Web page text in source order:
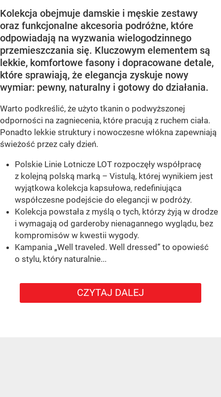
Kolekcja obejmuje damskie i męskie zestawy
oraz funkcjonalne akcesoria podróżne, które
odpowiadają na wyzwania wielogodzinnego
przemieszczania się. Kluczowym elementem są
lekkie, komfortowe fasony i dopracowane detale,
które sprawiają, że elegancja zyskuje nowy
wymiar: pewny, naturalny i gotowy do działania.
Warto podkreślić, że użyto tkanin o podwyższonej
odporności na zagniecenia, które pracują z ruchem ciała.
Ponadto lekkie struktury i nowoczesne włókna zapewniają
świeżość przez cały dzień.
Polskie Linie Lotnicze LOT rozpoczęły współpracę
z kolejną polską marką – Vistulą, której wynikiem jest
wyjątkowa kolekcja kapsułowa, redefiniująca
współczesne podejście do elegancji w podróży.
Kolekcja powstała z myślą o tych, którzy żyją w drodze
i wymagają od garderoby nienagannego wyglądu, bez
kompromisów w kwestii wygody.
Kampania „Well traveled. Well dressed” to opowieść
o stylu, który naturalnie...
CZYTAJ DALEJ